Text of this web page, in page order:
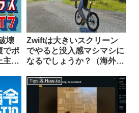
壊
でポ
主
Zwiftは大きいスクリーン
でやると没入感マシマシに
なるでしょうか？（海外掲
Tips & How-to